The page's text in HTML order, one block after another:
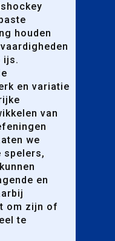
houden
ijs.
en variatie
van
we
spelers,
en
om zijn of
te